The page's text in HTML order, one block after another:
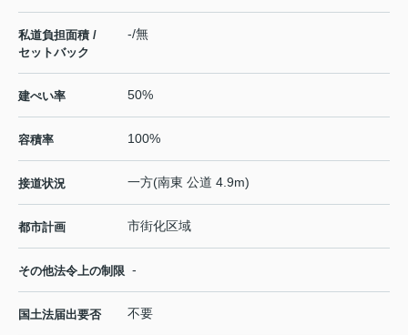
私道負担面積 /
セットバック
-/無
建ぺい率 50%
容積率 100%
接道状況 一方(南東 公道 4.9m)
都市計画 市街化区域
その他法令上の制限 -
国土法届出要否 不要